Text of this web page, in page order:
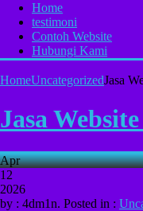
Home
testimoni
Contoh Website
Hubungi Kami
HomeUncategorizedJasa
Jasa
Apr
12
2026
by : 4dm1n. Posted in :